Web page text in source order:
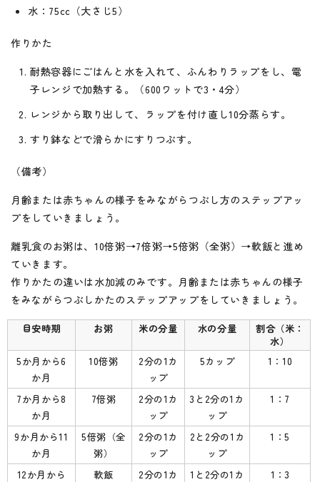
水：75cc（大さじ5）
作りかた
耐熱容器にごはんと水を入れて、ふんわりラップをし、電
子レンジで加熱する。（600ワットで3・4分）
レンジから取り出して、ラップを付け直し10分蒸らす。
すり鉢などで滑らかにすりつぶす。
（備考）
月齢または赤ちゃんの様子をみながらつぶし方のステップアッ
プをしていきましょう。
離乳食のお粥は、10倍粥→7倍粥→5倍粥（全粥）→軟飯と進め
ていきます。
作りかたの違いは水加減のみです。月齢または赤ちゃんの様子
をみながらつぶしかたのステップアップをしていきましょう。
目安時期 お粥 米の分量 水の分量
割合（米：
水）
5か月から6
か月
10倍粥
2分の1カ
ップ
5カップ 1：10
7か月から8
か月
7倍粥
2分の1カ
ップ
3と2分の1カ
ップ
1：7
9か月から11
か月
5倍粥（全
粥）
2分の1カ
ップ
2と2分の1カ
ップ
1：5
12か月から
軟飯
2分の1カ
1と2分の1カ
1：3